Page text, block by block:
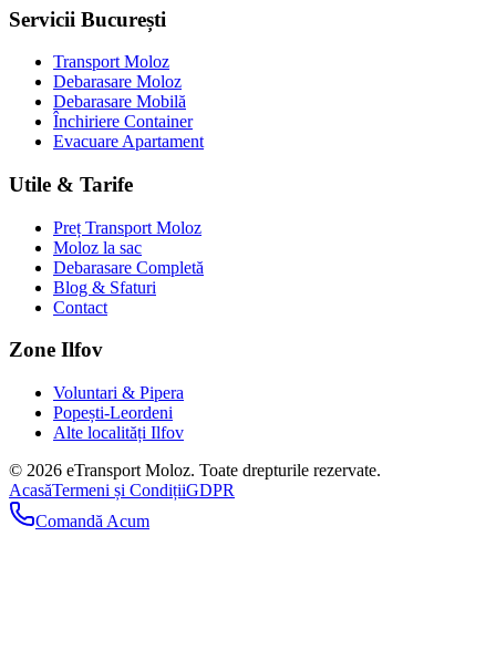
Servicii București
Transport Moloz
Debarasare Moloz
Debarasare Mobilă
Închiriere Container
Evacuare Apartament
Utile & Tarife
Preț Transport Moloz
Moloz la sac
Debarasare Completă
Blog & Sfaturi
Contact
Zone Ilfov
Voluntari & Pipera
Popești-Leordeni
Alte localități Ilfov
© 2026 eTransport Moloz. Toate drepturile rezervate.
AcasăTermeni și CondițiiGDPR
Comandă Acum